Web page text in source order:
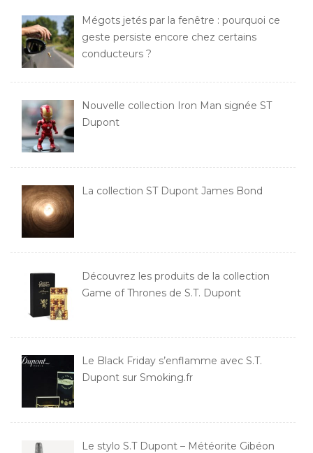
Mégots jetés par la fenêtre : pourquoi ce
geste persiste encore chez certains
conducteurs ?
Nouvelle collection Iron Man signée ST
Dupont
La collection ST Dupont James Bond
Découvrez les produits de la collection
Game of Thrones de S.T. Dupont
Le Black Friday s’enflamme avec S.T.
Dupont sur Smoking.fr
Le stylo S.T Dupont – Météorite Gibéon